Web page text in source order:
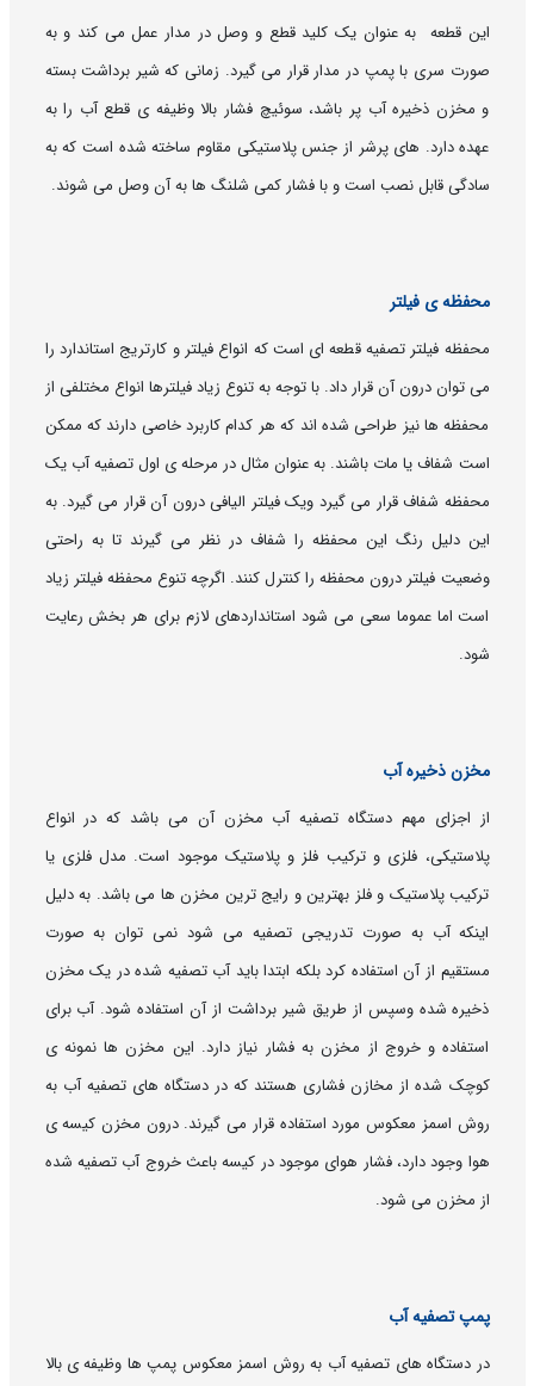
این قطعه به عنوان یک کلید قطع و وصل در مدار عمل می کند و به
صورت سری با پمپ در مدار قرار می گیرد. زمانی که شیر برداشت بسته
و مخزن ذخیره آب پر باشد، سوئیچ فشار بالا وظیفه ی قطع آب را به
عهده دارد. های پرشر از جنس پلاستیکی مقاوم ساخته شده است که به
سادگی قابل نصب است و با فشار کمی شلنگ ها به آن وصل می شوند.
محفظه ی فیلتر
محفظه فیلتر تصفیه قطعه ای است که انواع فیلتر و کارتریج استاندارد را
می توان درون آن قرار داد. با توجه به تنوع زیاد فیلترها انواع مختلفی از
محفظه ها نیز طراحی شده اند که هر کدام کاربرد خاصی دارند که ممکن
است شفاف یا مات باشند. به عنوان مثال در مرحله ی اول تصفیه آب یک
محفظه شفاف قرار می گیرد ویک فیلتر الیافی درون آن قرار می گیرد. به
این دلیل رنگ این محفظه را شفاف در نظر می گیرند تا به راحتی
وضعیت فیلتر درون محفظه را کنترل کنند. اگرچه تنوع محفظه فیلتر زیاد
است اما عموما سعی می شود استانداردهای لازم برای هر بخش رعایت
شود.
مخزن ذخیره آب
از اجزای مهم دستگاه تصفیه آب مخزن آن می باشد که در انواع
پلاستیکی، فلزی و ترکیب فلز و پلاستیک موجود است. مدل فلزی یا
ترکیب پلاستیک و فلز بهترین و رایج ترین مخزن ها می باشد. به دلیل
اینکه آب به صورت تدریجی تصفیه می شود نمی توان به صورت
مستقیم از آن استفاده کرد بلکه ابتدا باید آب تصفیه شده در یک مخزن
ذخیره شده وسپس از طریق شیر برداشت از آن استفاده شود. آب برای
استفاده و خروج از مخزن به فشار نیاز دارد. این مخزن ها نمونه ی
کوچک شده از مخازن فشاری هستند که در دستگاه های تصفیه آب به
روش اسمز معکوس مورد استفاده قرار می گیرند. درون مخزن کیسه ی
هوا وجود دارد، فشار هوای موجود در کیسه باعث خروج آب تصفیه شده
از مخزن می شود.
پمپ تصفیه آب
در دستگاه های تصفیه آب به روش اسمز معکوس پمپ ها وظیفه ی بالا